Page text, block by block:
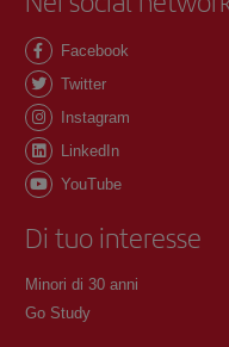
Facebook
Twitter
Instagram
LinkedIn
YouTube
Di tuo interesse
Minori di 30 anni
Go Study